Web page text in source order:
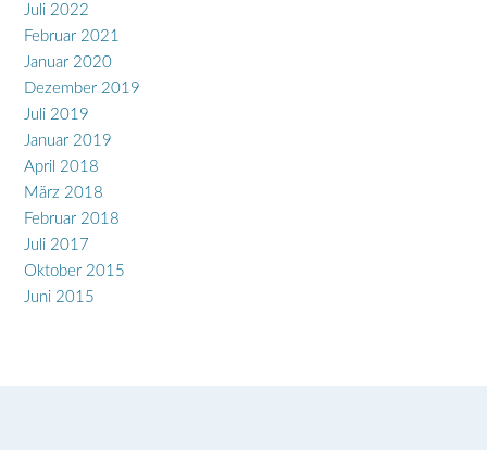
Juli 2022
Februar 2021
Januar 2020
Dezember 2019
Juli 2019
Januar 2019
April 2018
März 2018
Februar 2018
Juli 2017
Oktober 2015
Juni 2015